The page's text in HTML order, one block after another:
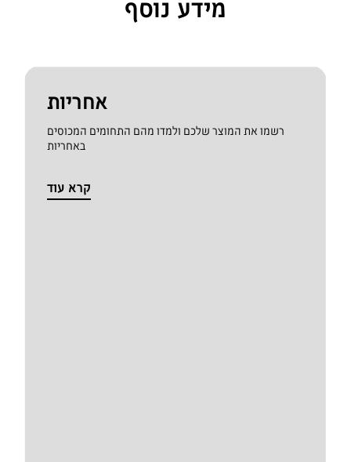
מידע נוסף
אחריות
רשמו את המוצר שלכם ולמדו מהם התחומים המכוסים
באחריות
קרא עוד